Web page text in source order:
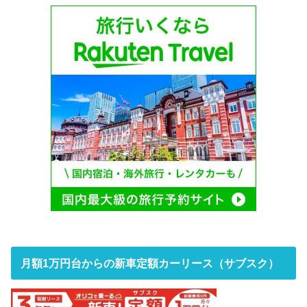
月額1万円台からの新車定額カーリース（サブスク）